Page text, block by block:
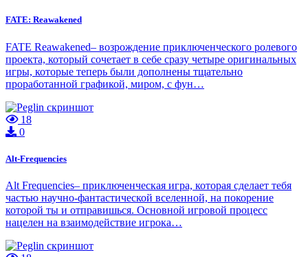
FATE: Reawakened
FATE Reawakened– возрождение приключенческого ролевого
проекта, который сочетает в себе сразу четыре оригинальных
игры, которые теперь были дополнены тщательно
проработанной графикой, миром, с фун…
18
0
Alt-Frequencies
Alt Frequencies– приключенческая игра, которая сделает тебя
частью научно-фантастической вселенной, на покорение
которой ты и отправишься. Основной игровой процесс
нацелен на взаимодействие игрока…